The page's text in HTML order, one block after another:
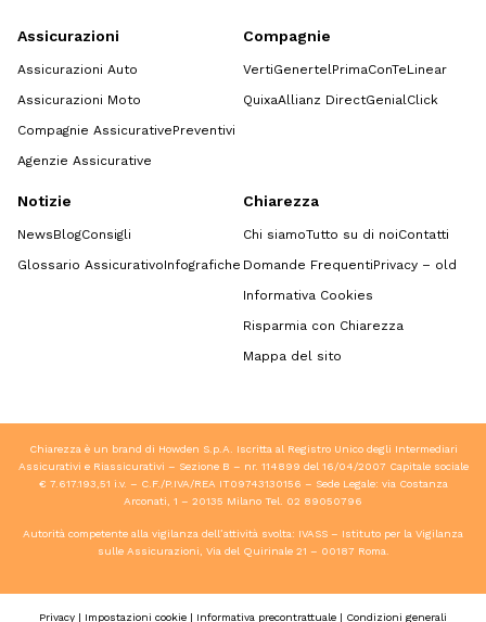
Assicurazioni
Assicurazioni Auto
Assicurazioni Moto
Compagnie AssicurativePreventivi
Agenzie Assicurative
Compagnie
VertiGenertel PrimaConTeLinear
QuixaAllianz DirectGenialClick
Notizie
NewsBlogConsigli
Glossario AssicurativoInfografiche
Chiarezza
Chi siamoTutto su di noiContatti
Domande FrequentiPrivacy – old
Informativa Cookies
Risparmia con Chiarezza
Mappa del sito
Chiarezza è un brand di Howden S.p.A. Iscritta al Registro Unico degli Intermediari
Assicurativi e Riassicurativi – Sezione B – nr. 114899 del 16/04/2007 Capitale sociale
€ 7.617.193,51 i.v. – C.F./P.IVA/REA IT09743130156 – Sede Legale: via Costanza
Arconati, 1 – 20135 Milano Tel. 02 89050796
Autorità competente alla vigilanza dell’attività svolta: IVASS – Istituto per la Vigilanza
sulle Assicurazioni, Via del Quirinale 21 – 00187 Roma.
Privacy | Impostazioni cookie | Informativa precontrattuale | Condizioni generali